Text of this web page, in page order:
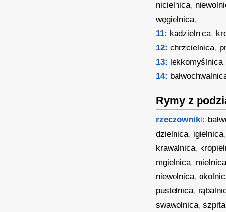
nicielnica,
węgielnica,
11: kadzielnica,
12: chrzcielnica,
13: lekkomyślnica,
14:
Rymy z
rzeczowniki:
dzielnica, igielnica
krawalnica,
mgielnica, mielnica
niewolnica,
pustelnica,
swawolnica,